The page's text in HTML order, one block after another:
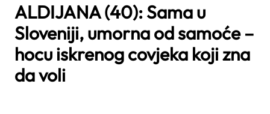
ALDIJANA (40): Sama u
Sloveniji, umorna od samoće –
hocu iskrenog covjeka koji zna
da voli